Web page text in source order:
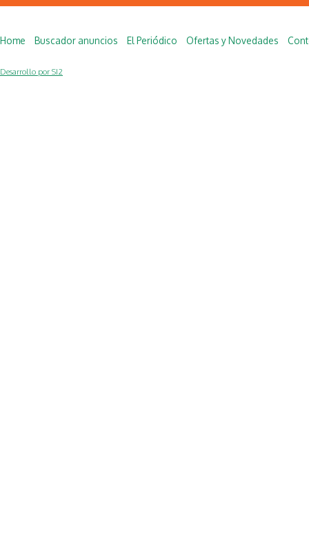
Home Buscador anuncios El Periódico Ofertas y Novedades
Desarrollo por SI2